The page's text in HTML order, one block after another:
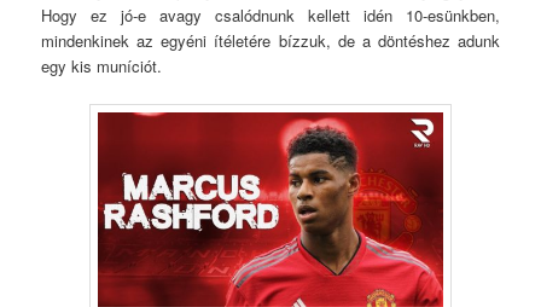
Hogy ez jó-e avagy csalódnunk kellett idén 10-esünkben,
mindenkinek az egyéni ítéletére bízzuk, de a döntéshez adunk
egy kis muníciót.